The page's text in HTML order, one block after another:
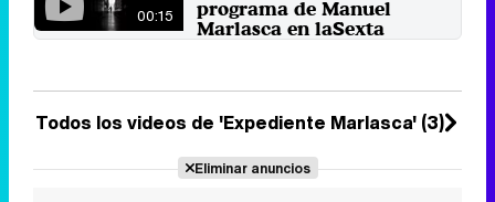
26 de noviembre 2017
00:15
programa de Manuel
Marlasca en laSexta
Todos los videos de 'Expediente Marlasca' (3)
Eliminar anuncios